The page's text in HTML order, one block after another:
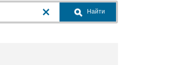
Найти